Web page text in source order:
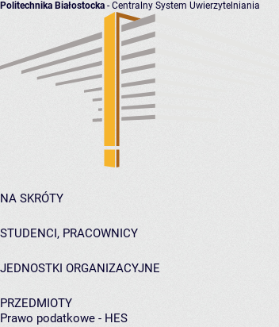
Politechnika Białostocka - Centralny System Uwierzytelniania
NA SKRÓTY
STUDENCI, PRACOWNICY
JEDNOSTKI ORGANIZACYJNE
PRZEDMIOTY
Prawo podatkowe - HES